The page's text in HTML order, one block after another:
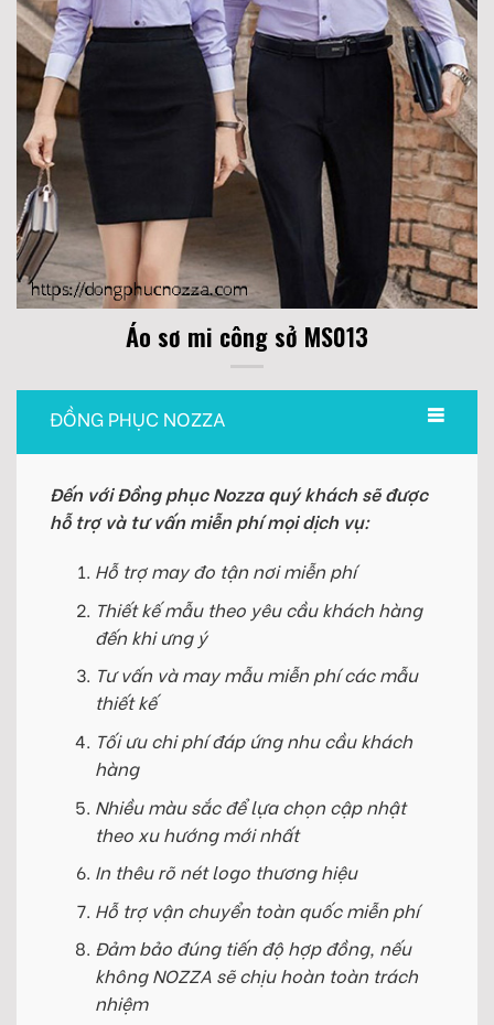
Áo sơ mi công sở MS013
ĐỒNG PHỤC NOZZA
Đến với Đồng phục Nozza quý khách sẽ được
hỗ trợ và tư vấn miễn phí mọi dịch vụ:
Hỗ trợ may đo tận nơi miễn phí
Thiết kế mẫu theo yêu cầu khách hàng
đến khi ưng ý
Tư vấn và may mẫu miễn phí các mẫu
thiết kế
Tối ưu chi phí đáp ứng nhu cầu khách
hàng
Nhiều màu sắc để lựa chọn cập nhật
theo xu hướng mới nhất
In thêu rõ nét logo thương hiệu
Hỗ trợ vận chuyển toàn quốc miễn phí
Đảm bảo đúng tiến độ hợp đồng, nếu
không NOZZA sẽ chịu hoàn toàn trách
nhiệm